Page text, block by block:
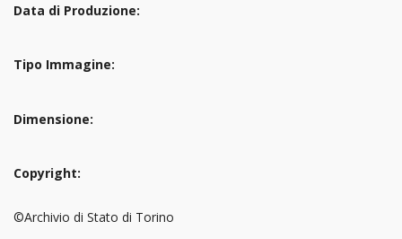
Data di Produzione:
Tipo Immagine:
Dimensione:
Copyright:
©Archivio di Stato di Torino